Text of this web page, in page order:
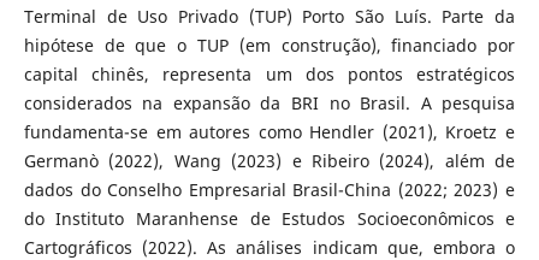
Terminal de Uso Privado (TUP) Porto São Luís. Parte da
hipótese de que o TUP (em construção), financiado por
capital chinês, representa um dos pontos estratégicos
considerados na expansão da BRI no Brasil. A pesquisa
fundamenta-se em autores como Hendler (2021), Kroetz e
Germanò (2022), Wang (2023) e Ribeiro (2024), além de
dados do Conselho Empresarial Brasil-China (2022; 2023) e
do Instituto Maranhense de Estudos Socioeconômicos e
Cartográficos (2022). As análises indicam que, embora o